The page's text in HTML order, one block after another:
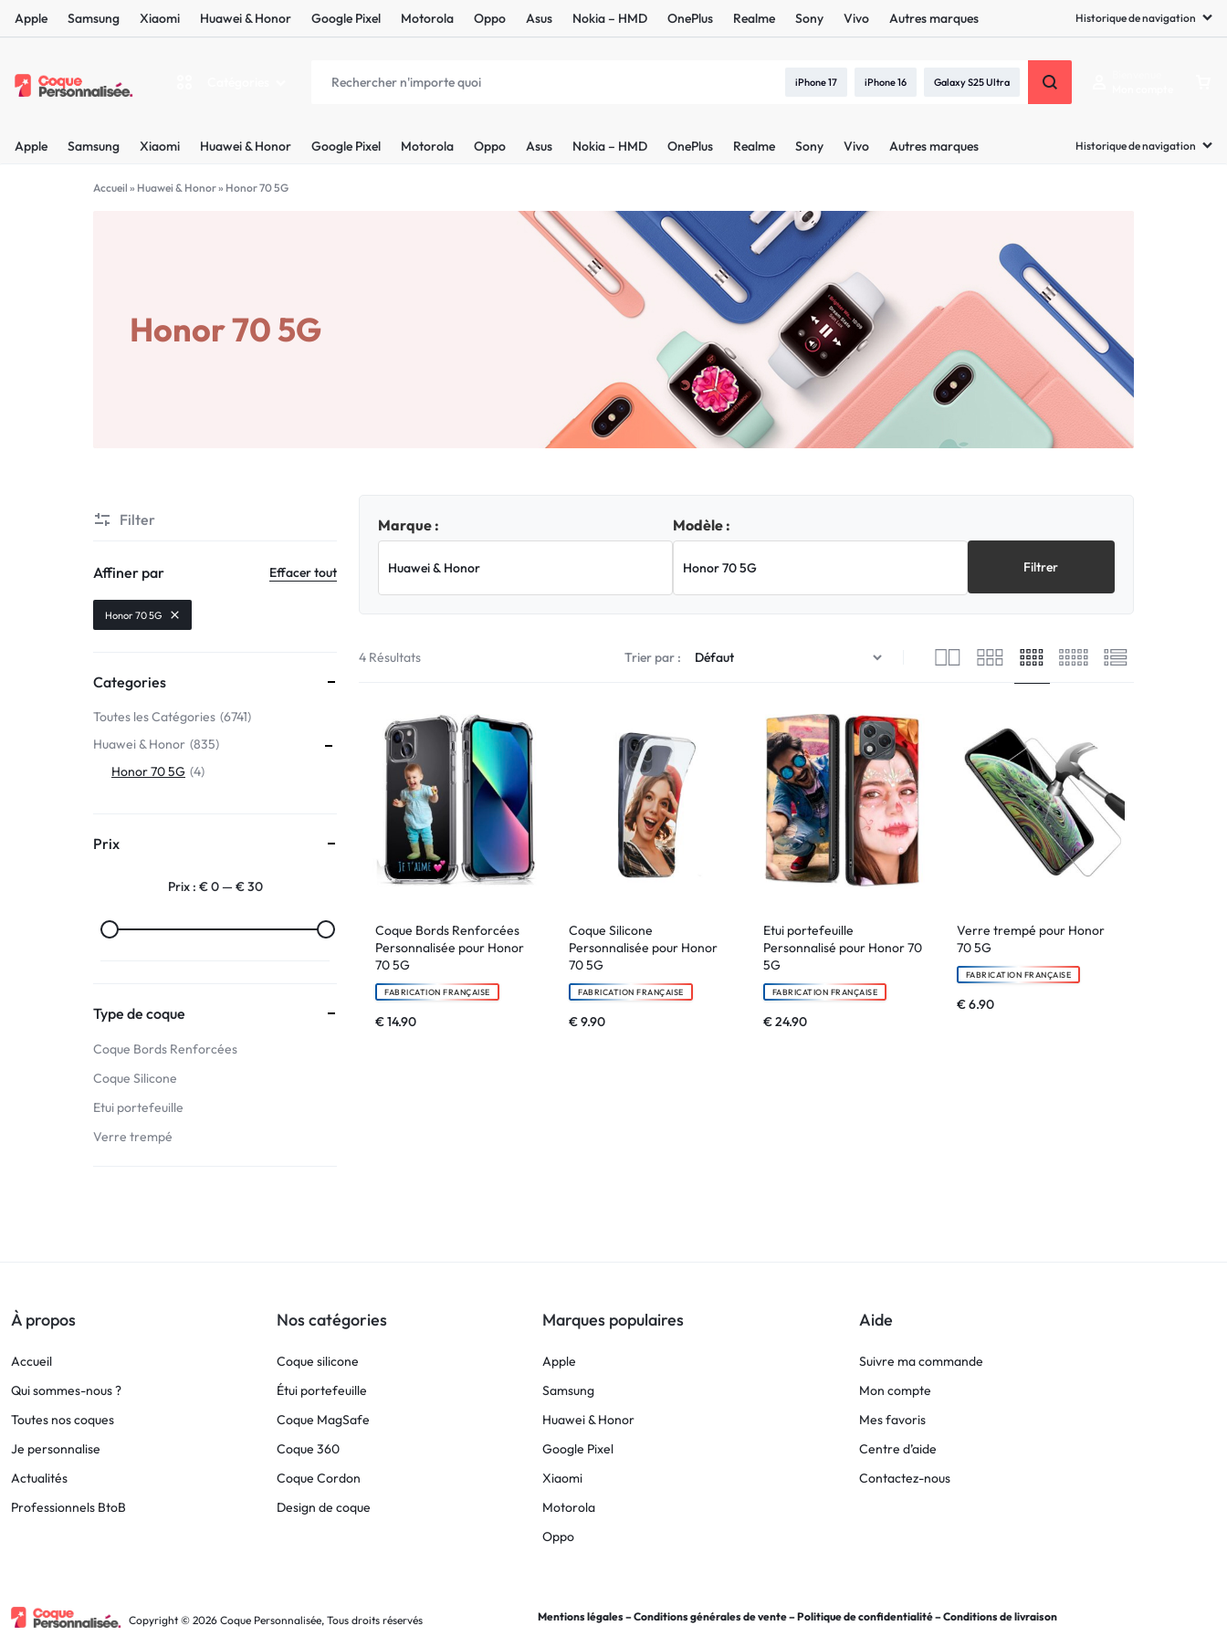
PLUS
BELLES
FRANCE
BUDGETS
LIVRAISON
48
HEURES
!
Huawei & Honor
Sony
Vivo
iPhone 17 iPhone 16 Galaxy S25 Ultra
Apple Samsung Xiaomi Huawei & Honor Google Pixel Motorola Oppo Asus Nokia – HMD OnePlus Realme Sony Vivo Autres marques Historique de navigation
Apple Samsung Xiaomi Huawei & Honor Google Pixel Motorola Oppo Asus Nokia – HMD OnePlus Realme Sony Vivo Autres marques Historique de navigation
Accueil » Huawei & Honor» Honor 70 5G
Honor 70 5G
Marque : Modèle :
Filtrer
4 Résultats Trier par :
Coque Bords Renforcées
Personnalisée pour Honor
70 5G
FABRICATION FRANÇAISE
€14.90
Coque Silicone
Personnalisée pour Honor
70 5G
FABRICATION FRANÇAISE
€9.90
Etui portefeuille
Personnalisé pour Honor 70
5G
FABRICATION FRANÇAISE
€24.90
Verre trempé pour Honor
70 5G
FABRICATION FRANÇAISE
€6.90
Filter
Affiner par Effacer tout
Honor 70 5G
Categories
Toutes les Catégories 6741
Huawei & Honor 835
Honor 70 5G 4
Prix
Prix : € 0— € 30
Type de coque
Coque Bords Renforcées
Coque Silicone
Etui portefeuille
Verre trempé
À propos
Accueil
Qui sommes-nous ?
Toutes nos coques
Je personnalise
Actualités
Professionnels BtoB
Nos catégories
Coque silicone
Étui portefeuille
Coque MagSafe
Coque 360
Coque Cordon
Design de coque
Marques populaires
Apple
Samsung
Huawei & Honor
Google Pixel
Xiaomi
Motorola
Oppo
Aide
Suivre ma commande
Mon compte
Mes favoris
Centre d’aide
Contactez-nous
Copyright © 2026 Coque Personnalisée, Tous droits réservés Mentions légales –Conditions générales de vente–Politique de confidentialité–Conditions de livraison